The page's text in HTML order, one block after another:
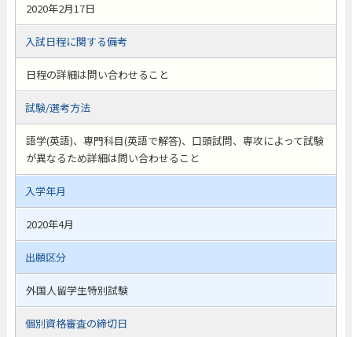
2020年2月17日
入試日程に関する備考
日程の詳細は問い合わせること
試験/選考方法
語学(英語)、専門科目(英語で解答)、口頭試問、専攻によって試験
が異なるため詳細は問い合わせること
入学年月
2020年4月
出願区分
外国人留学生特別試験
個別資格審査の締切日